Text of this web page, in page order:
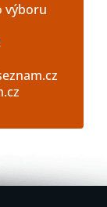
výboru